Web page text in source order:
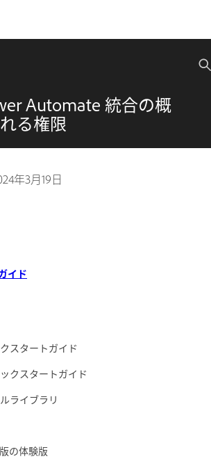
Automate 統合の概
る権限
年3月19日
イド
スタートガイド
クスタートガイド
ライブラリ
の体験版